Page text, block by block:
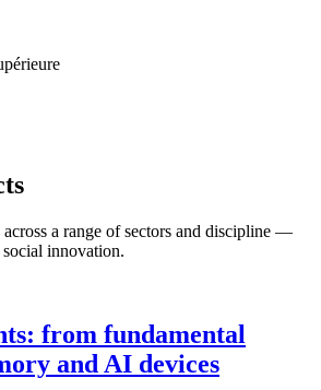
a range of sectors and discipline —
innovation.
from fundamental
and AI devices